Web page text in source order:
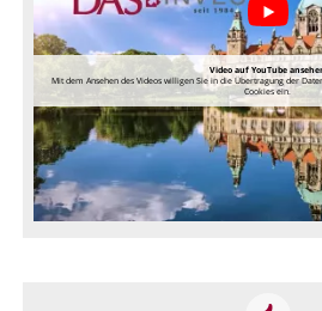
Video auf YouTube
Mit dem Ansehen des Videos willigen Sie in die Übertragung der
Cookies ein.